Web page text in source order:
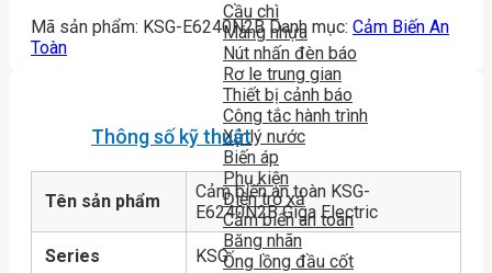
Cầu chì
Máng nhựa
Nút nhấn đèn báo
Rơ le trung gian
Thiết bị cảnh báo
Công tắc hành trình
Xử lý nước
Biến áp
Phụ kiện
Điện trở xả
Cảm biến an toàn
Băng nhãn
Ống lồng đầu cốt
Mã sản phẩm: KSG-E6240N2B Danh mục: Cảm Biến An
Toàn
Thông số kỹ thuật
Tên sản phẩm
Cảm biến an toàn KSG-
E6240N2B Giga Electric
Series KSG